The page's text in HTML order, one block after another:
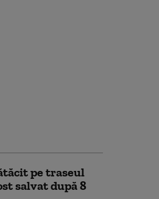
pe traseul
salvat după 8